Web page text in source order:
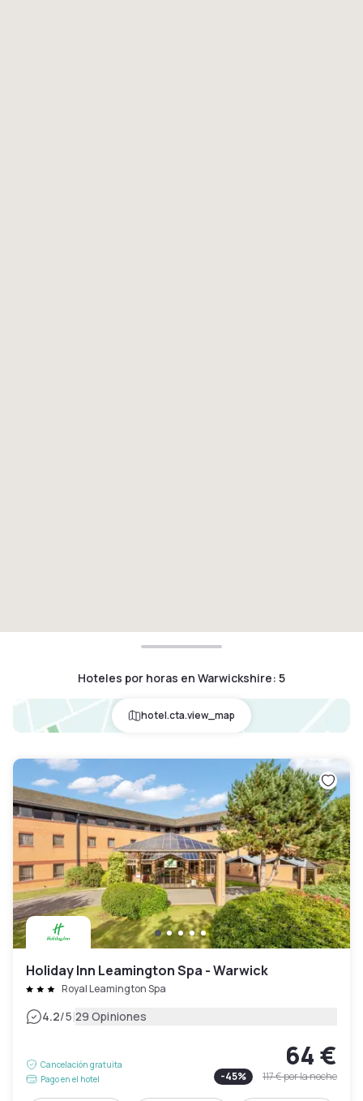
Hoteles por horas en Warwickshire: 5
hotel.cta.view_map
Holiday Inn Leamington Spa - Warwick
Royal Leamington Spa
4.2/5|29 Opiniones
Cancelación gratuita
Pago en el hotel
64 €
-45% 117 €por la noche